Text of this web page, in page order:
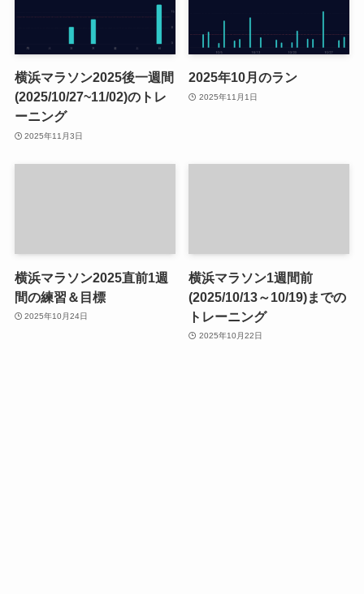
横浜マラソン2025後一週間
(2025/10/27~11/02)のトレ
ーニング
2025年11月3日
2025年10月のラン
2025年11月1日
横浜マラソン2025直前1週
間の練習＆目標
2025年10月24日
横浜マラソン1週間前
(2025/10/13～10/19)までの
トレーニング
2025年10月22日